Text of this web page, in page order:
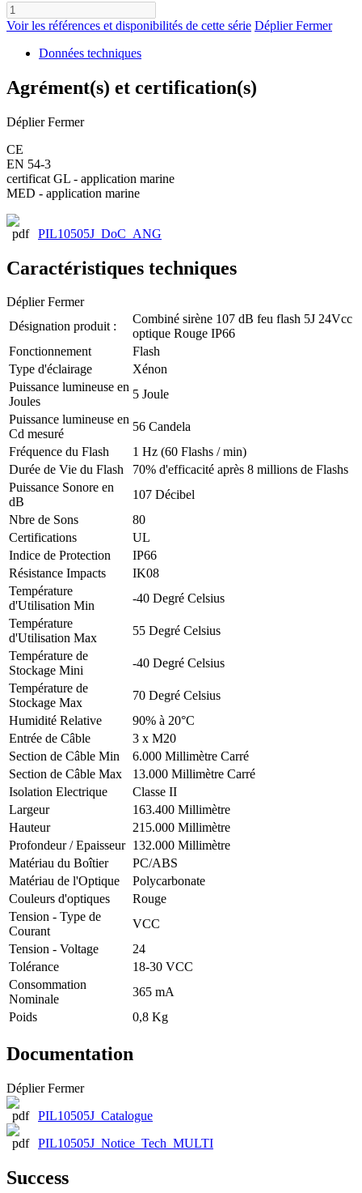
Voir les références et disponibilités de cette série Déplier Fermer
Données techniques
Agrément(s) et certification(s)
Déplier Fermer
CE
EN 54-3
certificat GL - application marine
MED - application marine
PIL10505J_DoC_ANG
Caractéristiques techniques
Déplier Fermer
Désignation produit :
Combiné sirène 107 dB feu flash 5J 24Vcc
optique Rouge IP66
Fonctionnement
Flash
Type d'éclairage
Xénon
Puissance lumineuse en
Joules
5 Joule
Puissance lumineuse en
Cd mesuré
56 Candela
Fréquence du Flash
1 Hz (60 Flashs / min)
Durée de Vie du Flash
70% d'efficacité après 8 millions de Flashs
Puissance Sonore en
dB
107 Décibel
Nbre de Sons
80
Certifications
UL
Indice de Protection
IP66
Résistance Impacts
IK08
Température
d'Utilisation Min
-40 Degré Celsius
Température
d'Utilisation Max
55 Degré Celsius
Température de
Stockage Mini
-40 Degré Celsius
Température de
Stockage Max
70 Degré Celsius
Humidité Relative
90% à 20°C
Entrée de Câble
3 x M20
Section de Câble Min
6.000 Millimètre Carré
Section de Câble Max
13.000 Millimètre Carré
Isolation Electrique
Classe II
Largeur
163.400 Millimètre
Hauteur
215.000 Millimètre
Profondeur / Epaisseur 132.000 Millimètre
Matériau du Boîtier
PC/ABS
Matériau de l'Optique
Polycarbonate
Couleurs d'optiques
Rouge
Tension - Type de
Courant
VCC
Tension - Voltage
24
Tolérance
18-30 VCC
Consommation
Nominale
365 mA
Poids
0,8 Kg
Documentation
Déplier Fermer
PIL10505J_Catalogue
PIL10505J_Notice_Tech_MULTI
Success